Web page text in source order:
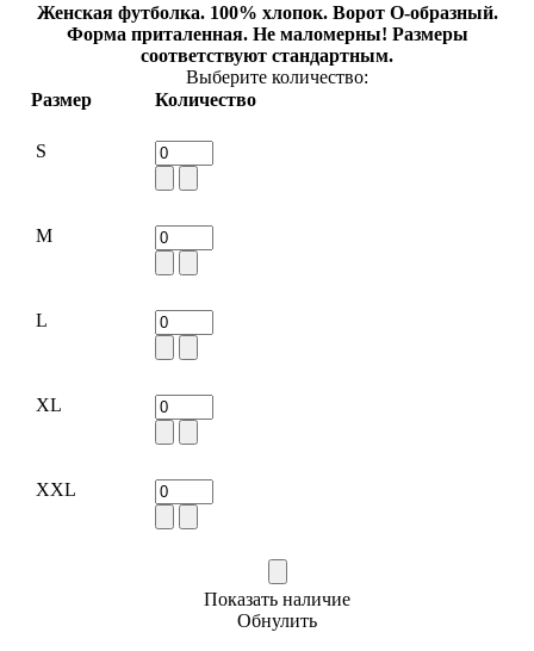
Женская футболка. 100% хлопок. Ворот О-образный.
Форма приталенная. Не маломерны! Размеры
соответствуют стандартным.
Выберите количество:
Размер
Количество
S
M
L
XL
XXL
Показать наличие
Обнулить